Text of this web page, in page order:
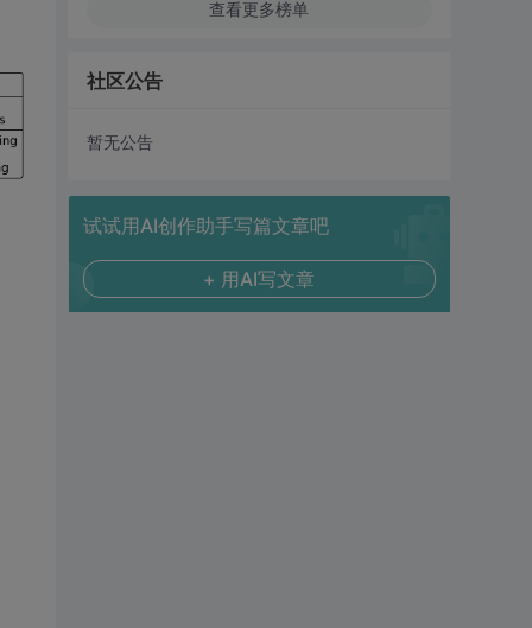
查看更多榜单
社区公告
暂无公告
试试用AI创作助手写篇文章吧
+ 用AI写文章